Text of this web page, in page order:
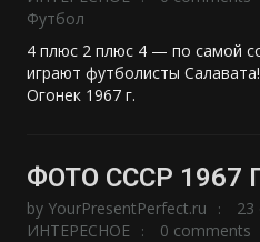
Футбол
4 плюс 2 плюс 4 — по самой
играют футболисты
Огонек 1967 г.
ФОТО СССР 1967
by YourPresentPerfect.ru 23
ИНТЕРЕСНОЕ
0 comments